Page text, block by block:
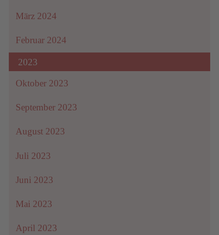
März 2024
Februar 2024
2023
Oktober 2023
September 2023
August 2023
Juli 2023
Juni 2023
Mai 2023
April 2023